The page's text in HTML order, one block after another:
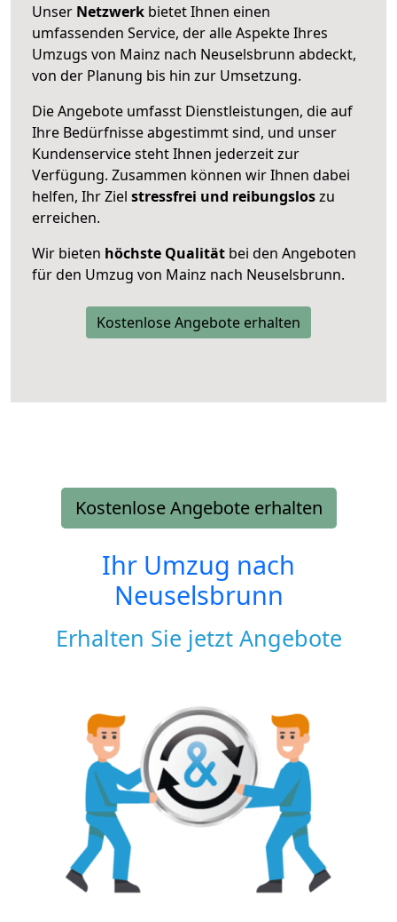
Unser Netzwerk bietet Ihnen einen
umfassenden Service, der alle Aspekte Ihres
Umzugs von Mainz nach Neuselsbrunn abdeckt,
von der Planung bis hin zur Umsetzung.
Die Angebote umfasst Dienstleistungen, die auf
Ihre Bedürfnisse abgestimmt sind, und unser
Kundenservice steht Ihnen jederzeit zur
Verfügung. Zusammen können wir Ihnen dabei
helfen, Ihr Ziel stressfrei und reibungsloszu
erreichen.
Wir bieten höchste Qualität bei den Angeboten
für den Umzug von Mainz nach Neuselsbrunn.
Kostenlose Angebote erhalten
Kostenlose Angebote erhalten
Ihr Umzug nach
Neuselsbrunn
Erhalten Sie jetzt Angebote